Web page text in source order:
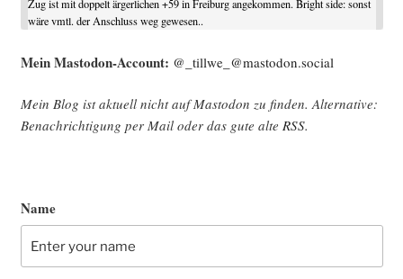
Zug ist mit doppelt ärgerlichen +59 in Freiburg angekommen. Bright side: sonst
wäre vmtl. der Anschluss weg gewesen..
Mein Mast­o­don-Account: @_tillwe_@mastodon.social
Mein Blog ist aktu­ell nicht auf Mast­o­don zu fin­den. Alter­na­ti­ve:
Benach­rich­ti­gung per Mail oder das gute alte RSS.
Name